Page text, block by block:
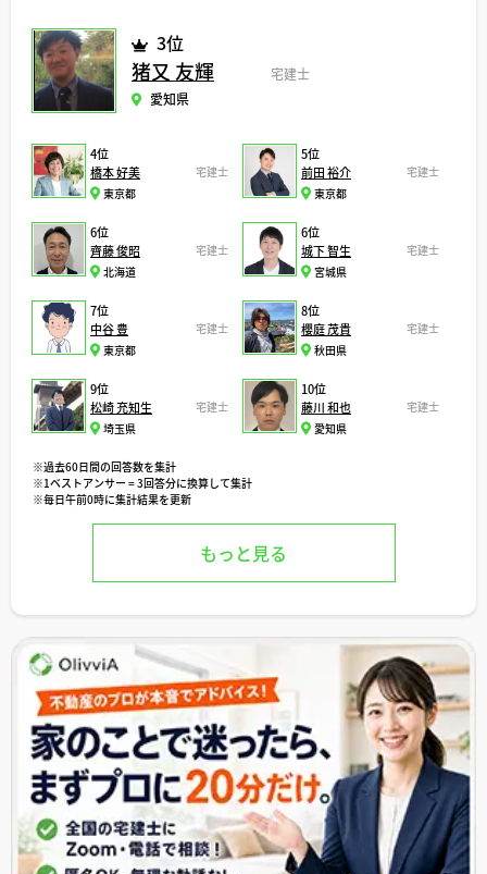
3位
猪又 友輝
宅建士
愛知県
4位
橋本 好美
宅建士
東京都
5位
前田 裕介
宅建士
東京都
6位
齊藤 俊昭
宅建士
北海道
6位
城下 智生
宅建士
宮城県
7位
中谷 豊
宅建士
東京都
8位
櫻庭 茂貴
宅建士
秋田県
9位
松崎 充知生
宅建士
埼玉県
10位
藤川 和也
宅建士
愛知県
※過去60日間の回答数を集計
※1ベストアンサー = 3回答分に換算して集計
※毎日午前0時に集計結果を更新
もっと見る